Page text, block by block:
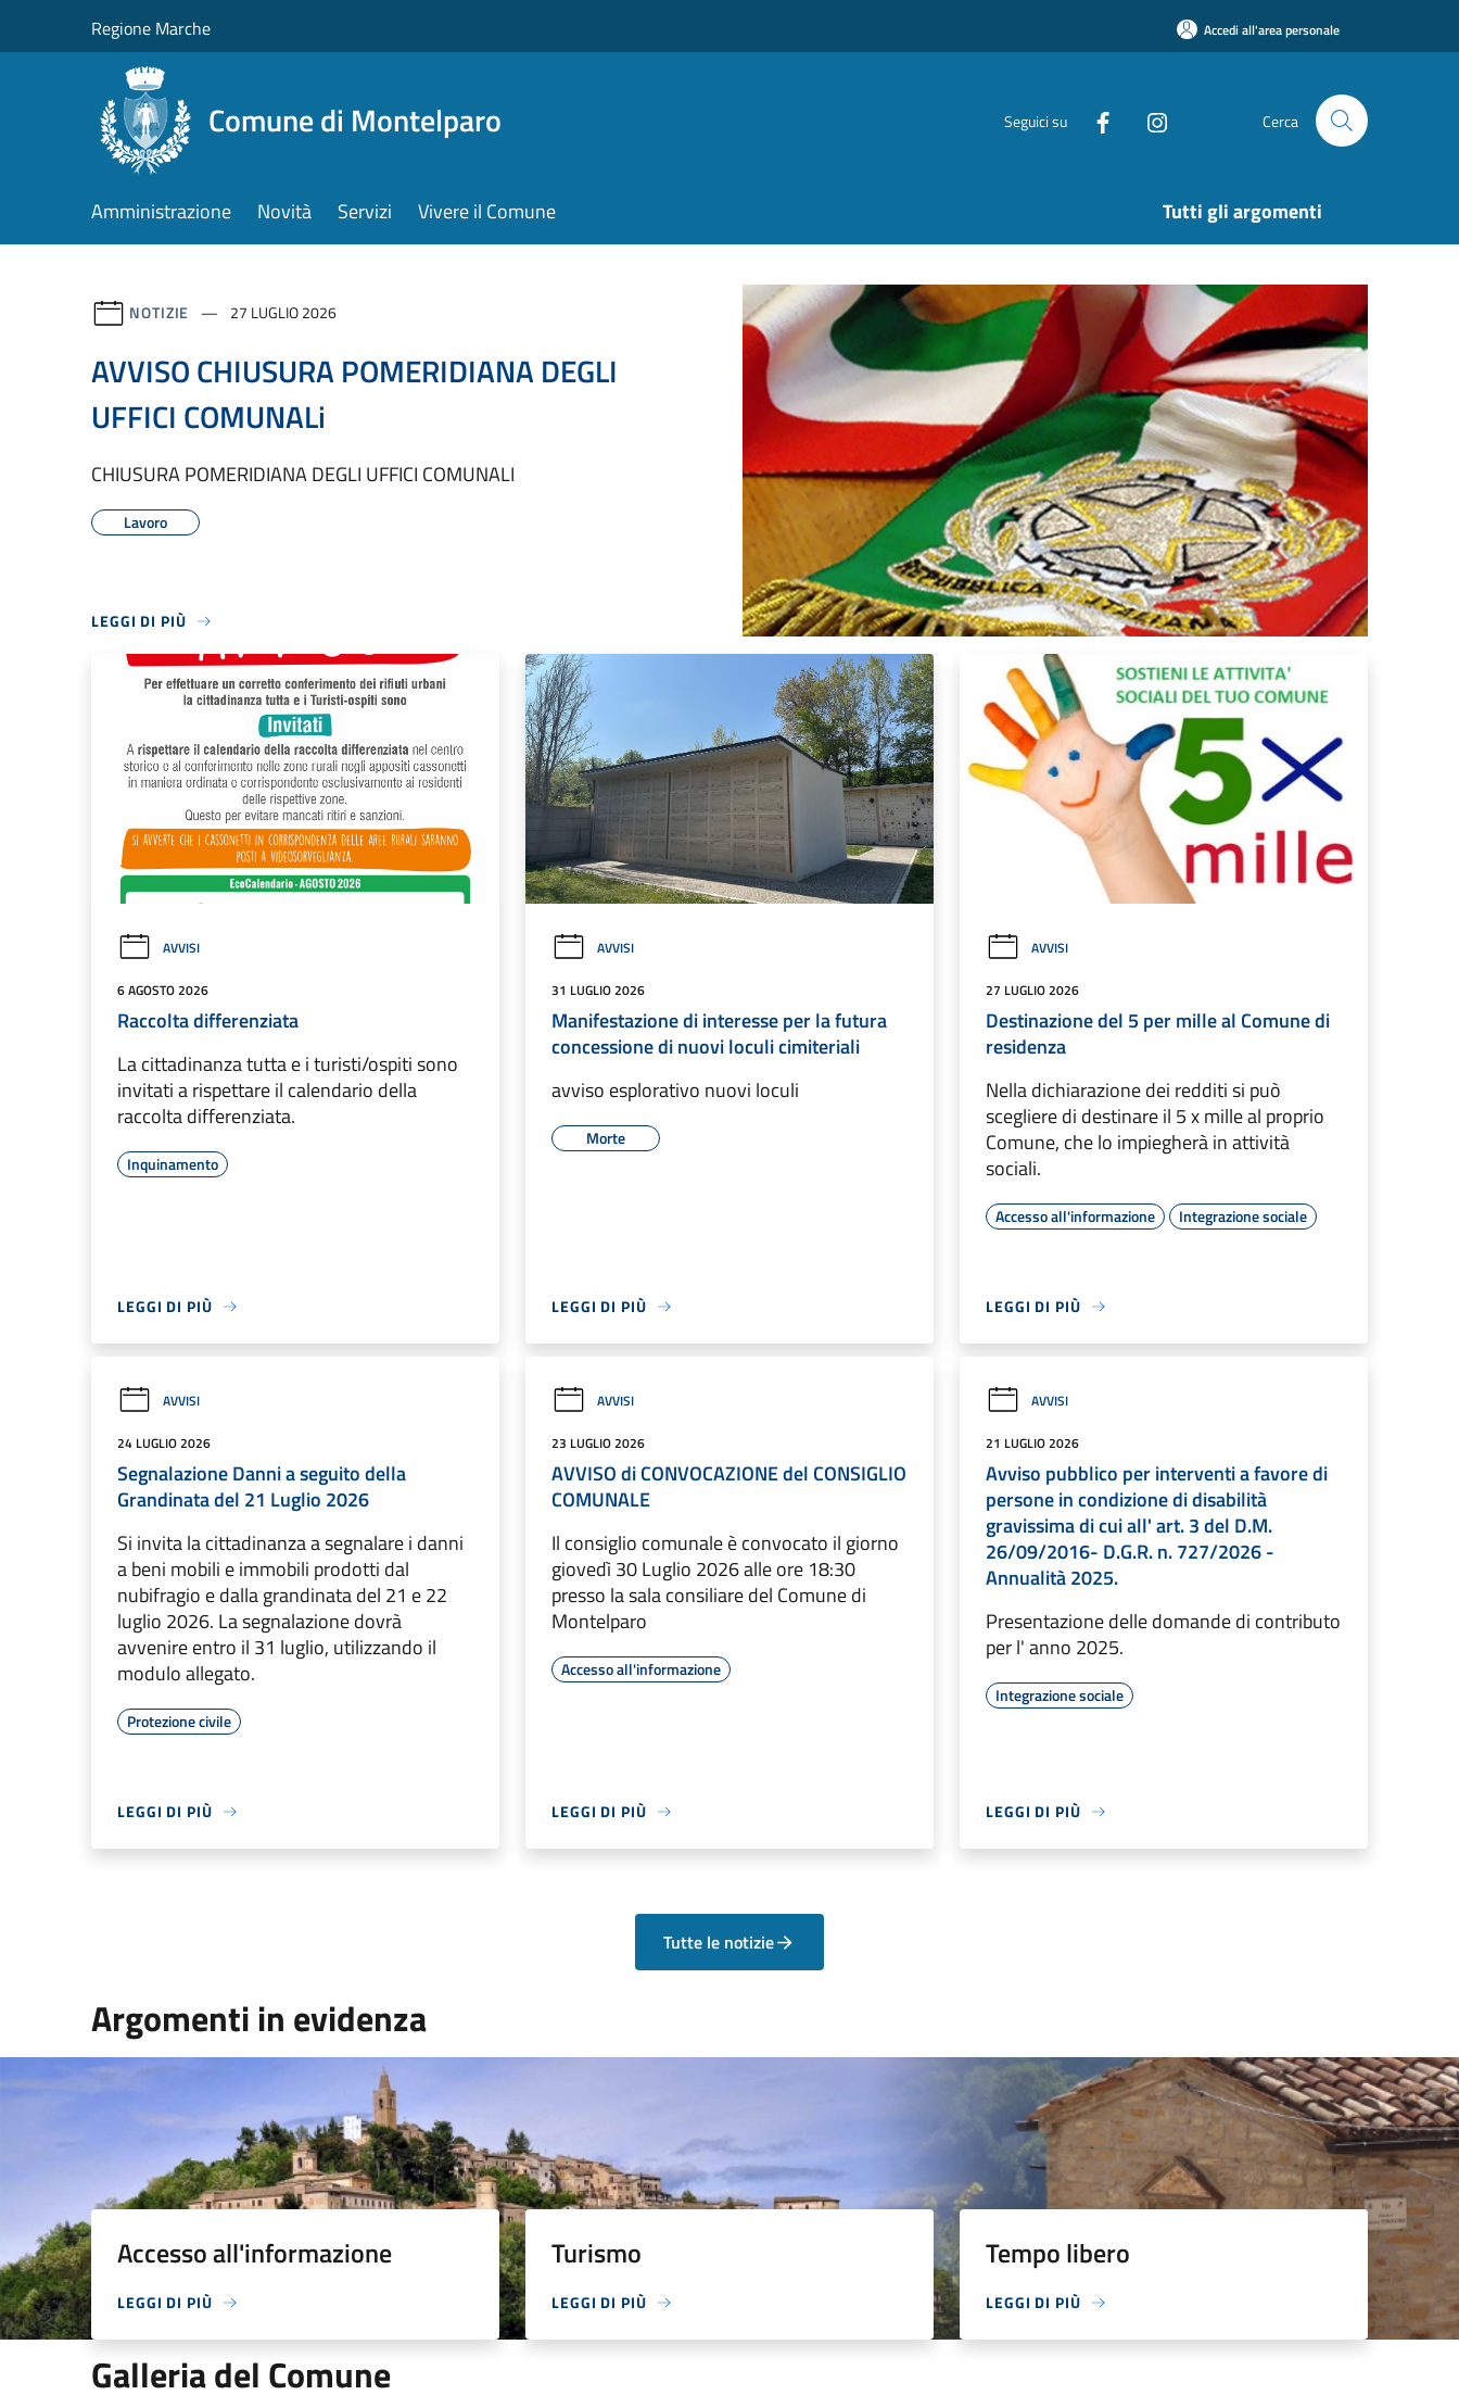
Regione Marche Accedi all'area personale
Comune di Montelparo Seguici su Cerca
Amministrazione Novità Servizi Vivere il Comune Tutti gli argomenti
NOTIZIE 27 LUGLIO 2026
AVVISO CHIUSURA POMERIDIANA DEGLI
UFFICI COMUNALi
CHIUSURA POMERIDIANA DEGLI UFFICI COMUNALI
Lavoro
LEGGI DI PIÙ
AVVISI
6 AGOSTO 2026
Raccolta differenziata
La cittadinanza tutta e i turisti/ospiti sono
invitati a rispettare il calendario della
raccolta differenziata.
Inquinamento
LEGGI DI PIÙ
AVVISI
31 LUGLIO 2026
Manifestazione di interesse per la futura
concessione di nuovi loculi cimiteriali
avviso esplorativo nuovi loculi
Morte
LEGGI DI PIÙ
AVVISI
27 LUGLIO 2026
Destinazione del 5 per mille al Comune di
residenza
Nella dichiarazione dei redditi si può
scegliere di destinare il 5 x mille al proprio
Comune, che lo impiegherà in attività
sociali.
Accesso all'informazione Integrazione sociale
LEGGI DI PIÙ
AVVISI
24 LUGLIO 2026
Segnalazione Danni a seguito della
Grandinata del 21 Luglio 2026
Si invita la cittadinanza a segnalare i danni
a beni mobili e immobili prodotti dal
nubifragio e dalla grandinata del 21 e 22
luglio 2026. La segnalazione dovrà
avvenire entro il 31 luglio, utilizzando il
modulo allegato.
Protezione civile
LEGGI DI PIÙ
AVVISI
23 LUGLIO 2026
AVVISO di CONVOCAZIONE del CONSIGLIO
COMUNALE
Il consiglio comunale è convocato il giorno
giovedì 30 Luglio 2026 alle ore 18:30
presso la sala consiliare del Comune di
Montelparo
Accesso all'informazione
LEGGI DI PIÙ
AVVISI
21 LUGLIO 2026
Avviso pubblico per interventi a favore di
persone in condizione di disabilità
gravissima di cui all' art. 3 del D.M.
26/09/2016- D.G.R. n. 727/2026 -
Annualità 2025.
Presentazione delle domande di contributo
per l' anno 2025.
Integrazione sociale
LEGGI DI PIÙ
Tutte le notizie
Argomenti in evidenza
Accesso all'informazione
LEGGI DI PIÙ
Turismo
LEGGI DI PIÙ
Tempo libero
LEGGI DI PIÙ
Galleria del Comune